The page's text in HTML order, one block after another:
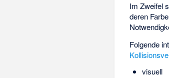
Im Zweifel
deren
Folgende
visuell